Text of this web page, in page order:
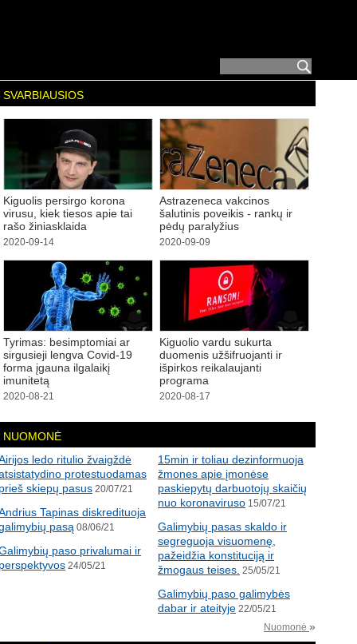
SVARBIAUSIOS
Kiguolis persirgo korona
virusu, kiek tiesos apie tai
rašo žiniasklaida
2020-09-14
Astrazeneca vakcinos
šalutinis poveikis - rankų ir
pėdų paralyžius
2020-09-09
Tyrimas: besimptomiai ar
sirgusieji lengva Covid-19
forma įgauna ilgalaikį
imunitetą
2020-08-21
Kiguolio vardu sukurta
duomenis užšifruojanti ir
išpirkos reikalaujanti
programa
2020-08-17
NUOMONĖ
ledo ritulio žvaigždė
protestuodamas
skiepų pasus 20/07/21
15min ir toliau dezinformuoja
žmones apie įmonėse
paskiepytų darbuotojų skaičių
nuo koronaviruso 15/07/21
Tapinas diskredituoja
pasą 08/06/21
Galimybių pasas skaldo ir
segreguoja visuomenę,
pažeidžia konstituciją ir
žmogaus teises. 25/05/21
paso privalumai ir
24/05/21
Galimybių paso galimybės
dabar ir ateityje 22/05/21
Nuomonė »